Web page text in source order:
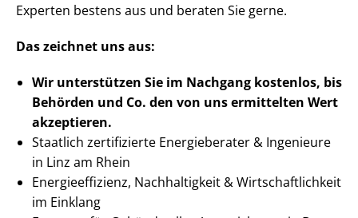
Experten bestens aus und beraten Sie gerne.
Das zeichnet uns aus:
Wir unterstützen Sie im Nachgang kostenlos, bis
Behörden und Co. den von uns ermittelten Wert
akzeptieren.
Staatlich zertifizierte Energieberater & Ingenieure
in Linz am Rhein
En­er­gie­ef­fi­zi­enz, Nachhaltigkeit & Wirt­schaft­lich­keit
im Einklang